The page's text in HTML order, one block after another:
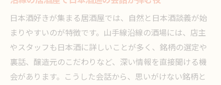
日本酒好きが集まる居酒屋では、自然と日本酒談義が始
まりやすいのが特徴です。山手線沿線の酒場には、店主
やスタッフも日本酒に詳しいことが多く、銘柄の選定や
裏話、醸造元のこだわりなど、深い情報を直接聞ける機
会があります。こうした会話から、思いがけない銘柄と